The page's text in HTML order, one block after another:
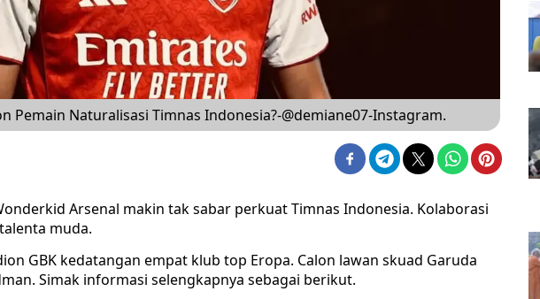
Pemain Naturalisasi Timnas Indonesia?-@demiane07-Instagram.
Wonderkid Arsenal makin tak sabar perkuat Timnas Indonesia. Kolaborasi
muda.
GBK kedatangan empat klub top Eropa. Calon lawan skuad Garuda
Simak informasi selengkapnya sebagai berikut.